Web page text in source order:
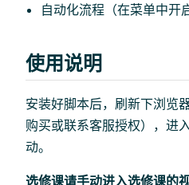
自动化流程（在菜单中开
使用说明
安装好脚本后，刷新下浏览
购买或联系客服授权），进
动。
选修课请手动进入选修课的